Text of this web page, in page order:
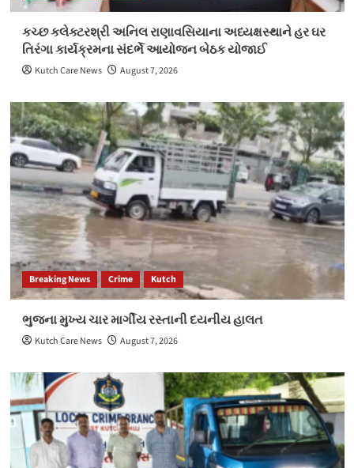
કચ્છ કલેક્ટરશ્રી અનિલ રાણાવસિયાના અધ્યક્ષસ્થાને હર ઘર
તિરંગા કાર્યક્રમના સંદર્ભે આયોજન બેઠક યોજાઈ
Kutch Care News August 7, 2026
Breaking News Crime Kutch
ભુજના મુખ્ય ચાર માર્ગીય રસ્તાની દયનીય હાલત
Kutch Care News August 7, 2026